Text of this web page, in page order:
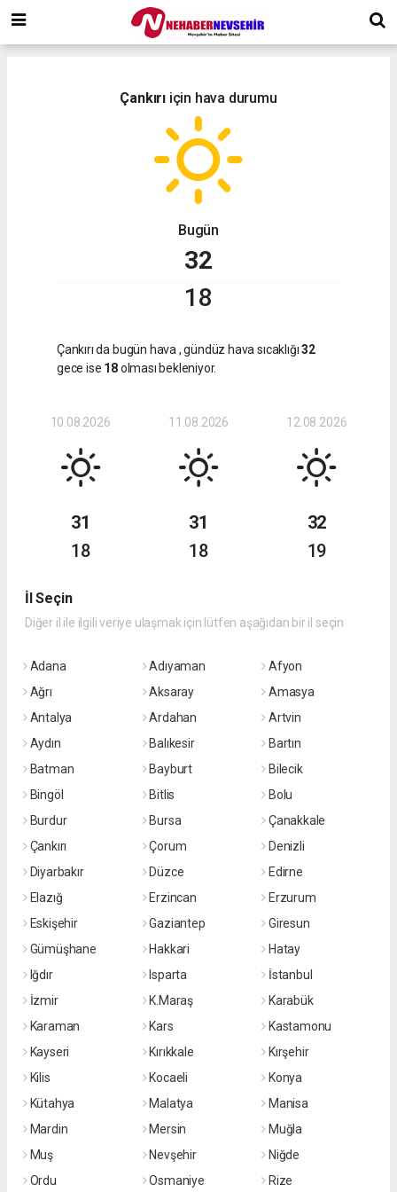
Çankırıiçin hava durumu
Bugün
32
18
Çankırı da bugün hava , gündüz hava sıcaklığı32
gece ise 18olması bekleniyor.
10.08.2026
31
18
11.08.2026
31
18
12.08.2026
32
19
İl Seçin
Diğer il ile ilgili veriye ulaşmak için lütfen aşağıdan bir il seçin
Adana Adıyaman
Afyon
Ağrı
Aksaray
Amasya
Antalya
Ardahan
Artvin
Aydın
Balıkesir
Bartın
Batman
Bayburt
Bilecik
Bingöl
Bitlis
Bolu
Burdur
Bursa
Çanakkale
Çankırı
Çorum
Denizli
Diyarbakır
Düzce
Edirne
Elazığ
Erzincan
Erzurum
Eskişehir
Gaziantep
Giresun
Gümüşhane
Hakkari
Hatay
Iğdır
Isparta
İstanbul
İzmir
K.Maraş
Karabük
Karaman
Kars
Kastamonu
Kayseri
Kırıkkale
Kırşehir
Kilis
Kocaeli
Konya
Kütahya
Malatya
Manisa
Mardin
Mersin
Muğla
Muş
Nevşehir
Niğde
Ordu
Osmaniye Rize